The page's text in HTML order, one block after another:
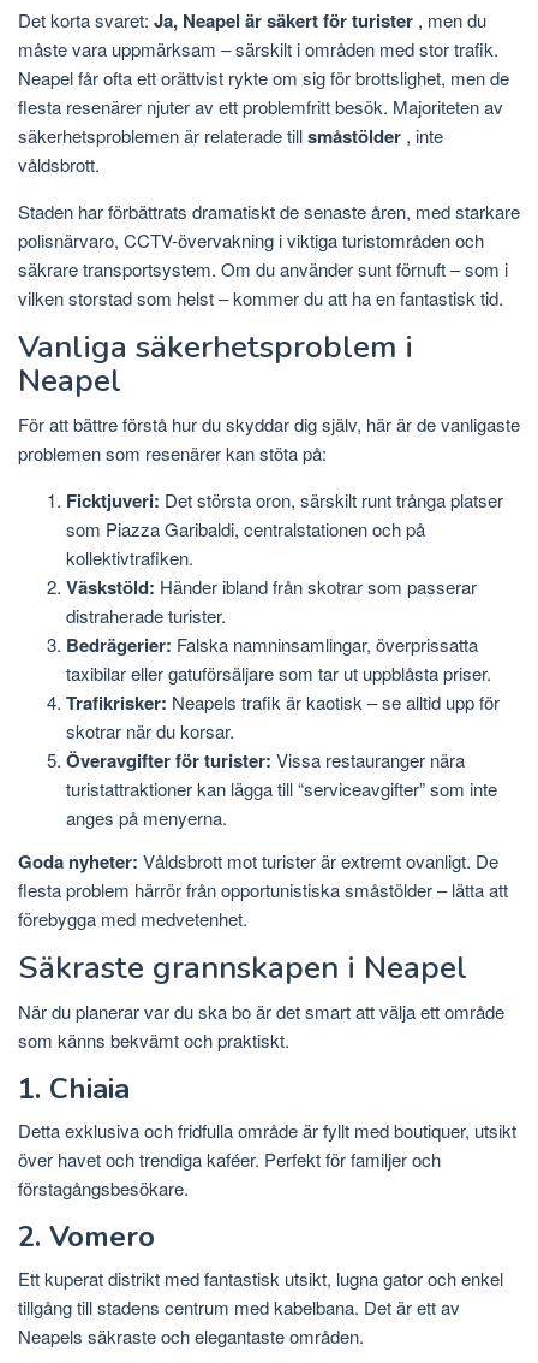
Det korta svaret: Ja, Neapel är säkert för turister , men du
måste vara uppmärksam – särskilt i områden med stor trafik.
Neapel får ofta ett orättvist rykte om sig för brottslighet, men de
flesta resenärer njuter av ett problemfritt besök. Majoriteten av
säkerhetsproblemen är relaterade tillsmåstölder , inte
våldsbrott.
Staden har förbättrats dramatiskt de senaste åren, med starkare
polisnärvaro, CCTV-övervakning i viktiga turistområden och
säkrare transportsystem. Om du använder sunt förnuft – som i
vilken storstad som helst – kommer du att ha en fantastisk tid.
Vanliga säkerhetsproblem i
Neapel
För att bättre förstå hur du skyddar dig själv, här är de vanligaste
problemen som resenärer kan stöta på:
Ficktjuveri: Det största oron, särskilt runt trånga platser
som Piazza Garibaldi, centralstationen och på
kollektivtrafiken.
Väskstöld: Händer ibland från skotrar som passerar
distraherade turister.
Bedrägerier: Falska namninsamlingar, överprissatta
taxibilar eller gatuförsäljare som tar ut uppblåsta priser.
Trafikrisker: Neapels trafik är kaotisk – se alltid upp för
skotrar när du korsar.
Överavgifter för turister: Vissa restauranger nära
turistattraktioner kan lägga till “serviceavgifter” som inte
anges på menyerna.
Goda nyheter: Våldsbrott mot turister är extremt ovanligt. De
flesta problem härrör från opportunistiska småstölder – lätta att
förebygga med medvetenhet.
Säkraste grannskapen i Neapel
När du planerar var du ska bo är det smart att välja ett område
som känns bekvämt och praktiskt.
1. Chiaia
Detta exklusiva och fridfulla område är fyllt med boutiquer, utsikt
över havet och trendiga kaféer. Perfekt för familjer och
förstagångsbesökare.
2. Vomero
Ett kuperat distrikt med fantastisk utsikt, lugna gator och enkel
tillgång till stadens centrum med kabelbana. Det är ett av
Neapels säkraste och elegantaste områden.